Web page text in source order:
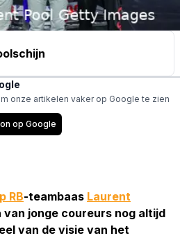
onze artikelen vaker op Google te zien
op Google
RB-teambaas Laurent
van jonge coureurs nog altijd
van de visie van het